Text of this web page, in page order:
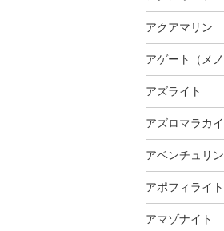
アクアマリン
アゲート（メノ
アズライト
アズロマラカ
アベンチュリン
アポフィライト
アマゾナイト